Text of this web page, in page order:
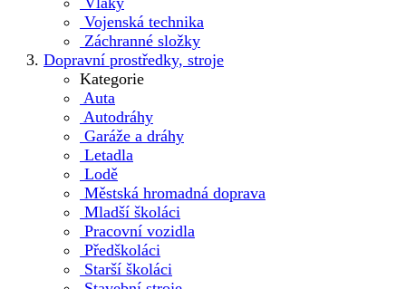
Vojenská technika
Záchranné složky
Dopravní prostředky, stroje
Kategorie
Auta
Autodráhy
Garáže a dráhy
Letadla
Lodě
Městská hromadná doprava
Mladší školáci
Pracovní vozidla
Předškoláci
Starší školáci